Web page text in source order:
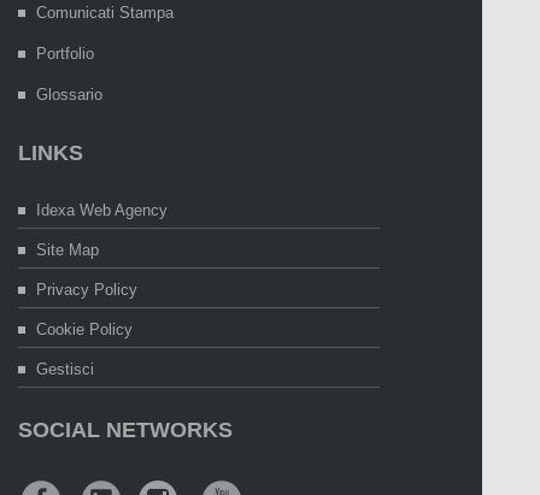
Comunicati Stampa
Portfolio
Glossario
LINKS
Idexa Web Agency
Site Map
Privacy Policy
Cookie Policy
Gestisci
SOCIAL NETWORKS